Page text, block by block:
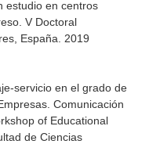
estudio en centros
V Doctoral
España. 2019
servicio en el grado de
Comunicación
of Educational
de Ciencias